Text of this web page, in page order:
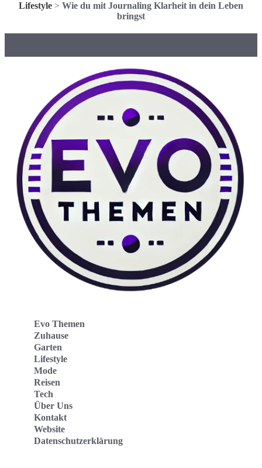
Lifestyle > Wie du mit Journaling Klarheit in dein Leben
bringst
Evo Themen
Zuhause
Garten
Lifestyle
Mode
Reisen
Tech
Über Uns
Kontakt
Website
Datenschutzerklärung